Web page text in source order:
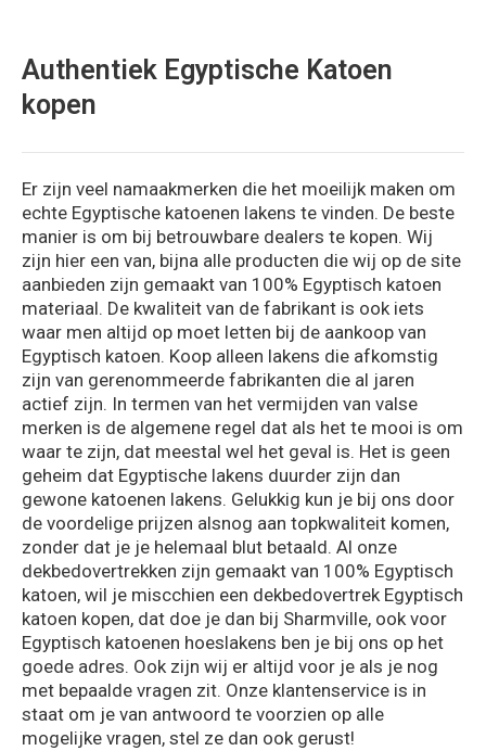
Authentiek Egyptische Katoen
kopen
Er zijn veel namaakmerken die het moeilijk maken om
echte Egyptische katoenen lakens te vinden. De beste
manier is om bij betrouwbare dealers te kopen. Wij
zijn hier een van, bijna alle producten die wij op de site
aanbieden zijn gemaakt van 100% Egyptisch katoen
materiaal. De kwaliteit van de fabrikant is ook iets
waar men altijd op moet letten bij de aankoop van
Egyptisch katoen. Koop alleen lakens die afkomstig
zijn van gerenommeerde fabrikanten die al jaren
actief zijn. In termen van het vermijden van valse
merken is de algemene regel dat als het te mooi is om
waar te zijn, dat meestal wel het geval is. Het is geen
geheim dat Egyptische lakens duurder zijn dan
gewone katoenen lakens. Gelukkig kun je bij ons door
de voordelige prijzen alsnog aan topkwaliteit komen,
zonder dat je je helemaal blut betaald. Al onze
dekbedovertrekken zijn gemaakt van 100% Egyptisch
katoen, wil je miscchien een dekbedovertrek Egyptisch
katoen kopen, dat doe je dan bij Sharmville, ook voor
Egyptisch katoenen hoeslakens ben je bij ons op het
goede adres. Ook zijn wij er altijd voor je als je nog
met bepaalde vragen zit. Onze klantenservice is in
staat om je van antwoord te voorzien op alle
mogelijke vragen, stel ze dan ook gerust!